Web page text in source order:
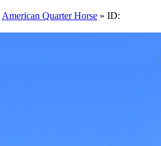
American Quarter Horse » ID: